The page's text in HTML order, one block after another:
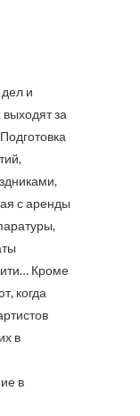
и
за
с аренды
Кроме
когда
в
в